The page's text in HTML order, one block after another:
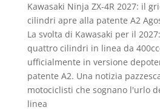
Kawasaki Ninja ZX-4R 2027: il
cilindri apre alla patente A2
La svolta di Kawasaki per il
quattro cilindri in linea da
ufficialmente in versione
patente A2. Una notizia
motociclisti che sognano l'urlo
linea